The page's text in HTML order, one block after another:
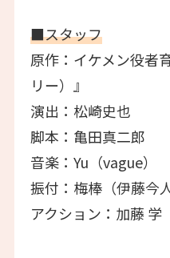
■スタッフ
原作：イケメン役者
リー）』
演出：松崎史也
脚本：亀田真二郎
音楽：Yu（vague）
振付：梅棒（伊藤今
アクション：加藤 学